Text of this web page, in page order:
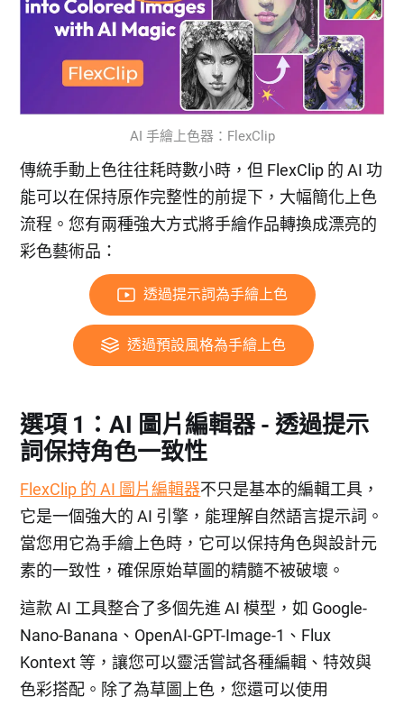
AI 手繪上色器：FlexClip
傳統手動上色往往耗時數小時，但 FlexClip 的 AI 功
能可以在保持原作完整性的前提下，大幅簡化上色
流程。您有兩種強大方式將手繪作品轉換成漂亮的
彩色藝術品：
透過提示詞為手繪上色
透過預設風格為手繪上色
選項 1：AI 圖片編輯器 - 透過提示
詞保持角色一致性
FlexClip 的 AI 圖片編輯器不只是基本的編輯工具，
它是一個強大的 AI 引擎，能理解自然語言提示詞。
當您用它為手繪上色時，它可以保持角色與設計元
素的一致性，確保原始草圖的精髓不被破壞。
這款 AI 工具整合了多個先進 AI 模型，如 Google-
Nano-Banana、OpenAI-GPT-Image-1、Flux
Kontext 等，讓您可以靈活嘗試各種編輯、特效與
色彩搭配。除了為草圖上色，您還可以使用